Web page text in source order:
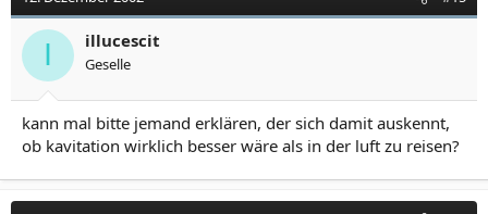
I illucescit
Geselle
kann mal bitte jemand erklären, der sich damit auskennt,
ob kavitation wirklich besser wäre als in der luft zu reisen?